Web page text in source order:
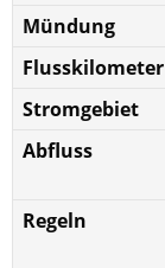
Mündung
Flusskilometer
Stromgebiet
Abfluss
Regeln